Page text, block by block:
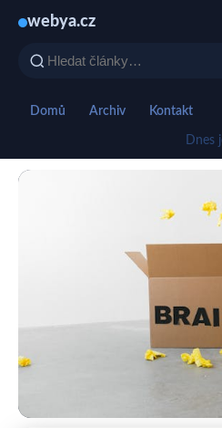
webya.cz
Domů Archiv Kontakt
Dnes